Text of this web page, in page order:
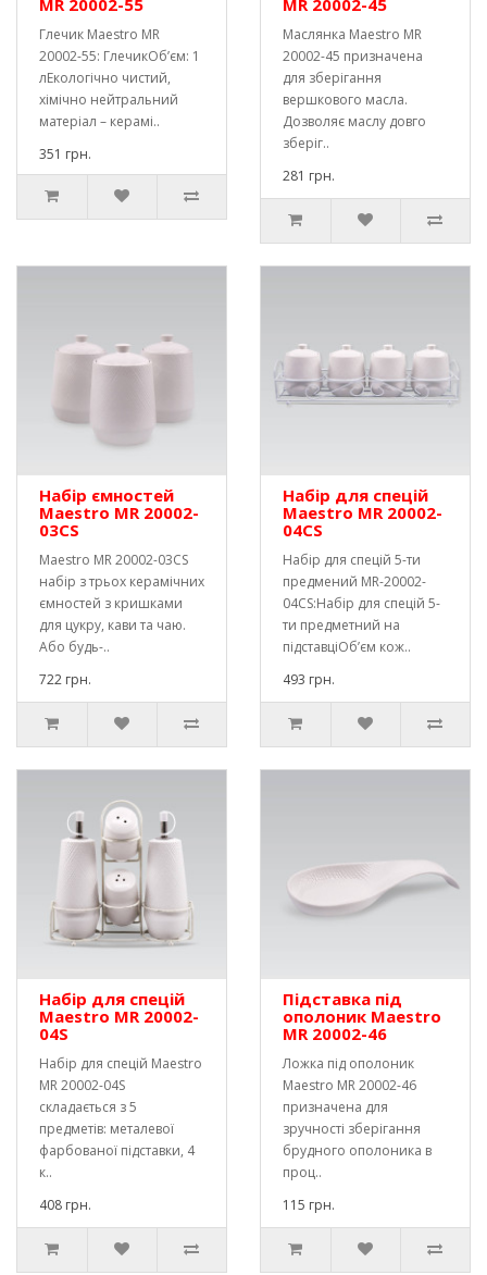
MR 20002-55
Глечик Maestro MR
20002-55: ГлечикОб’єм: 1
лЕкологічно чистий,
хімічно нейтральний
матеріал – керамі..
351 грн.
MR 20002-45
Маслянка Maestro MR
20002-45 призначена
для зберігання
вершкового масла.
Дозволяє маслу довго
зберіг..
281 грн.
Набір ємностей
Maestro MR 20002-
03CS
Maestro MR 20002-03CS
набір з трьох керамічних
ємностей з кришками
для цукру, кави та чаю.
Або будь-..
722 грн.
Набір для спецій
Maestro MR 20002-
04CS
Набір для спецій 5-ти
предмений MR-20002-
04CS:Набір для спецій 5-
ти предметний на
підставціОб’єм кож..
493 грн.
Набір для спецій
Maestro MR 20002-
04S
Набір для спецій Maestro
MR 20002-04S
складається з 5
предметів: металевої
фарбованої підставки, 4
к..
408 грн.
Підставка під
ополоник Maestro
MR 20002-46
Ложка під ополоник
Maestro MR 20002-46
призначена для
зручності зберігання
брудного ополоника в
проц..
115 грн.